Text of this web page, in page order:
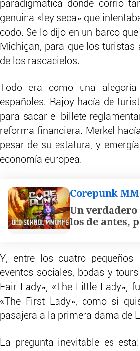
paradigmática donde corrió
genuina «ley seca» que
codo. Se lo dijo en un barco
Michigan, para que los
de los rascacielos.
Todo era como una
españoles. Rajoy hacía de
para sacar el billete
reforma financiera. Merkel
pesar de su estatura, y
economía europea.
Corepunk
Un verdadero
los de antes,
Y, entre los cuatro pequeños
eventos sociales, bodas y
Fair Lady», «The Little Lady»,
«The First Lady», como si
pasajera a la primera dama de
La pregunta inevitable es